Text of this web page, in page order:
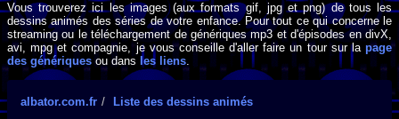
Vous trouverez ici les images (aux formats gif, jpg et png) de tous les
dessins animés des séries de votre enfance. Pour tout ce qui concerne le
streaming ou le téléchargement de génériques mp3 et d'épisodes en divX,
avi, mpg et compagnie, je vous conseille d'aller faire un tour sur la page
des génériques ou dans les liens.
albator.com.fr Liste des dessins animés